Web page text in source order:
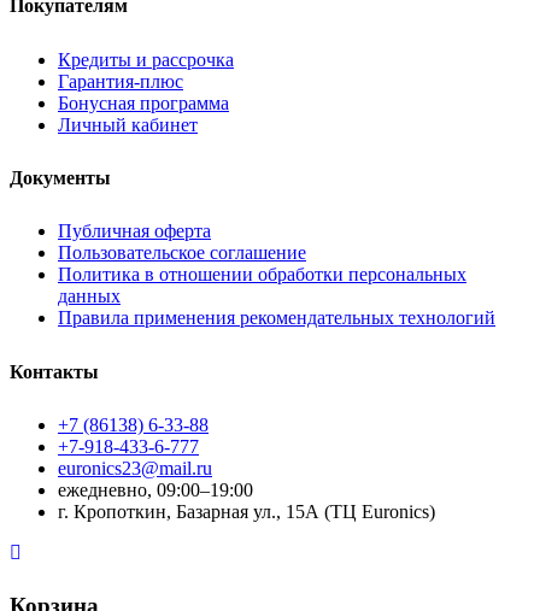
Покупателям
Кредиты и рассрочка
Гарантия-плюс
Бонусная программа
Личный кабинет
Документы
Публичная оферта
Пользовательское соглашение
Политика в отношении обработки персональных
данных
Правила применения рекомендательных технологий
Контакты
+7 (86138) 6-33-88
+7-918-433-6-777
euronics23@mail.ru
ежедневно, 09:00–19:00
г. Кропоткин, Базарная ул., 15А (ТЦ Euronics)
Корзина